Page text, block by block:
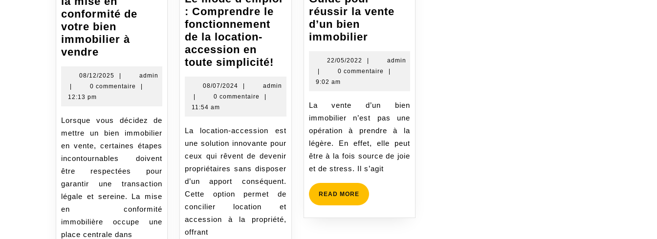
conformité de
votre bien
immobilier à
vendre
la
mise
conformité
de
votre
bien
immobilier
à
vendre
08/12/2025 08/12/2025
|
admin
admin
| 0 commentaire
|
12:13 pm
Lorsque vous décidez de
mettre un bien immobilier
en vente, certaines étapes
incontournables doivent
être respectées pour
garantir une transaction
légale et sereine. La mise
en conformité
immobilière occupe une
place centrale dans
: Comprendre le
fonctionnement
de la location-
accession en
toute simplicité!
d’emploi
Comprendre
fonctionnement
de
accession
toute
simplicité!
08/07/2024 08/07/2024
|
admin
admin
| 0 commentaire
|
11:54 am
La location-accession est
une solution innovante pour
ceux qui rêvent de devenir
propriétaires sans disposer
d’un apport conséquent.
Cette option permet de
concilier location et
accession à la propriété,
offrant
réussir la vente
d’un bien
immobilier
réussir
la
d’un
immobilier
22/05/2022 22/05/2022
|
admin
admin
| 0 commentaire
|
9:02 am
La vente d’un bien
immobilier n’est pas une
opération à prendre à la
légère. En effet, elle peut
être à la fois source de joie
et de stress. Il s’agit
READ MOREREAD
MORE